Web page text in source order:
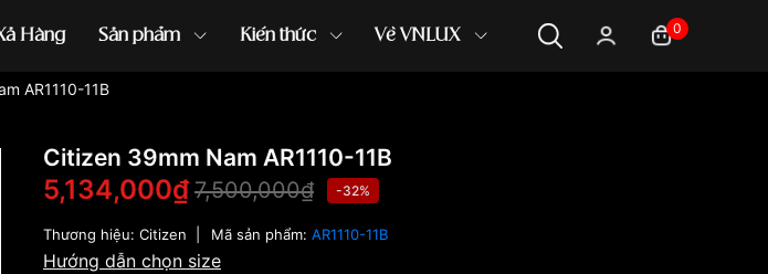
Hàng Sản phẩm Kiến thức Về VNLUX 0
AR1110-11B
Citizen 39mm Nam AR1110-11B
5,134,000₫ 7,500,000₫ -32%
Thương hiệu: Citizen Mã sản phẩm: AR1110-11B
Hướng dẫn chọn size